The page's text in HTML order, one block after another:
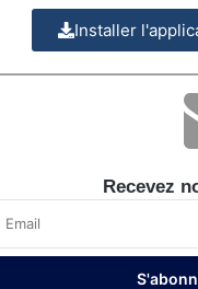
Installer
Recevez